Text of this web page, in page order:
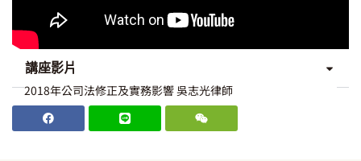
講座影片
2018年公司法修正及實務影響 吳志光律師